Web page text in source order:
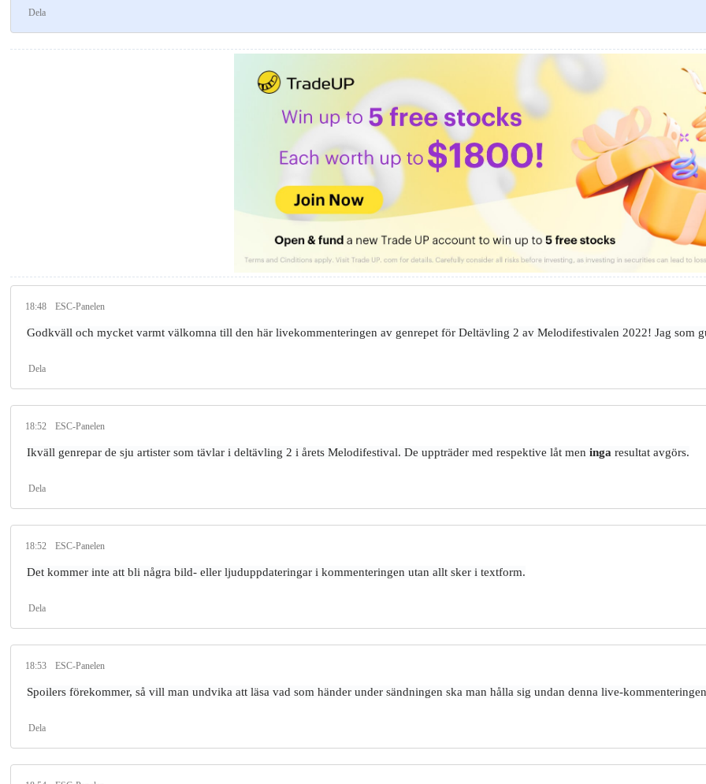
Dela
18:48 ESC-Panelen
Godkväll och mycket varmt välkomna till den här livekommenteringen av genrepet för Deltävling 2 av Melodifestivalen 2022! Jag som
Dela
18:52 ESC-Panelen
Ikväll genrepar de sju artister som tävlar i deltävling 2 i årets Melodifestival. De uppträder med respektive låt men inga resultat avgörs.
Dela
18:52 ESC-Panelen
Det kommer inte att bli några bild- eller ljuduppdateringar i kommenteringen utan allt sker i textform.
Dela
18:53 ESC-Panelen
Spoilers förekommer, så vill man undvika att läsa vad som händer under sändningen ska man hålla sig undan denna live-
Dela